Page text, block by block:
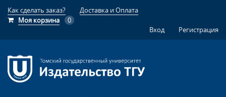
Как сделать заказ?
Доставка и Оплата
Моя корзина
0
Вход
Регистрация